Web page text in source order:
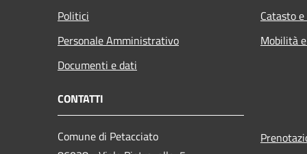
Politici
Personale Amministrativo
Documenti e dati
Catasto
Mobilità
CONTATTI
Comune di Petacciato